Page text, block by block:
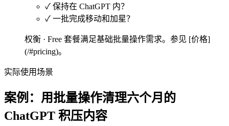
✓ 保持在 ChatGPT 内？
✓ 一批完成移动和加星？
权衡 · Free 套餐满足基础批量操作需求。参见 [价格]
(/#pricing)。
实际使用场景
案例：用批量操作清理六个月的
ChatGPT 积压内容